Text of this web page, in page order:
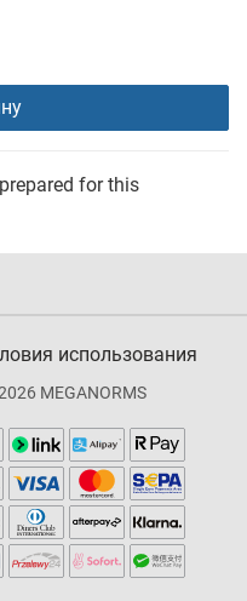
for this
использования
MEGANORMS